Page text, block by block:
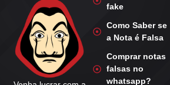
fake
Como Saber se
a Nota é Falsa
Comprar notas
falsas no
whatsapp?